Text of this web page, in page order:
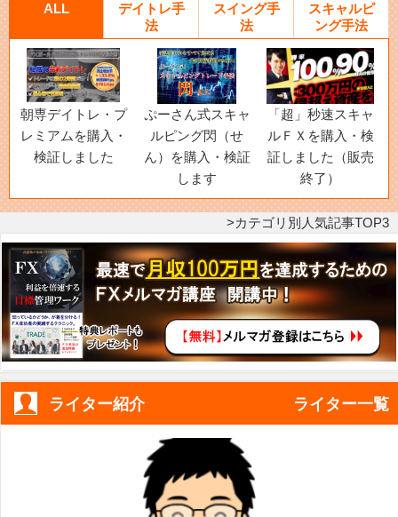
ALL
デイトレ手
法
スイング手
法
スキャルピ
ング手法
朝専デイトレ・プ
レミアムを購入・
検証しました
ぷーさん式スキャ
ルピング閃（せ
ん）を購入・検証
します
「超」秒速スキャ
ルＦＸを購入・検
証しました（販売
終了）
カテゴリ別人気記事TOP3
ライター紹介 ライター一覧